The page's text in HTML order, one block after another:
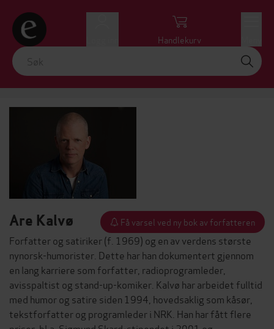
Handlekurv
Are Kalvø Få varsel ved ny bok av forfatteren
Forfatter og satiriker (f. 1969) og en av verdens største
nynorsk-humorister. Dette har han dokumentert gjennom
en lang karriere som forfatter, radioprogramleder,
avisspaltist og stand-up-komiker. Kalvø har arbeidet fulltid
med humor og satire siden 1994, hovedsaklig som kåsør,
tekstforfatter og programleder i NRK. Han har fått flere